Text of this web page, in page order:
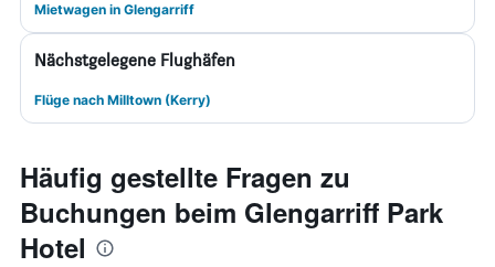
Mietwagen in Glengarriff
Nächstgelegene Flughäfen
Flüge nach Milltown (Kerry)
Häufig gestellte Fragen zu
Buchungen beim Glengarriff Park
Hotel